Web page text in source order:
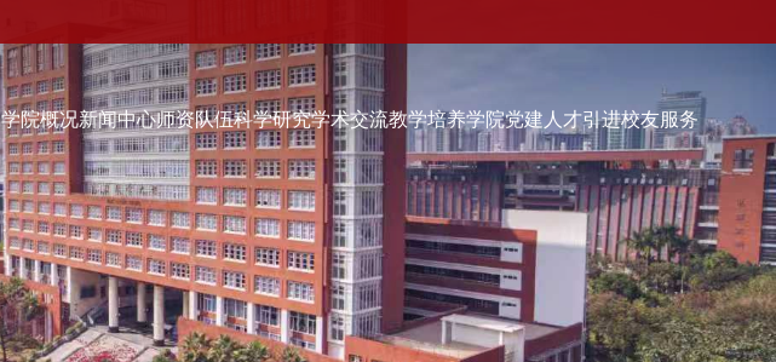
学院概况新闻中心师资队伍科学研究学术交流教学培养学院党建 人才引进校友服务
教学培养
本科生
硕士生
博士生
数字经济（非全日制）...
学院党建 人才引进 校友服务
校友会快讯
品牌活动
校友动态
校友组织